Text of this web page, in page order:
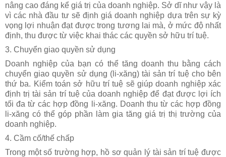
nâng cao đáng kể giá trị của doanh nghiệp. Sở dĩ như vậy là
vì các nhà đầu tư sẽ định giá doanh nghiệp dựa trên sự kỳ
vọng lợi nhuận đạt được trong tương lai mà, ở mức độ nhất
định, thu được từ việc khai thác các quyền sở hữu trí tuệ.
3. Chuyển giao quyền sử dụng
Doanh nghiệp của bạn có thể tăng doanh thu bằng cách
chuyển giao quyền sử dụng (li-xăng) tài sản trí tuệ cho bên
thứ ba. Kiểm toán sở hữu trí tuệ sẽ giúp doanh nghiệp xác
định trị tài sản trí tuệ của doanh nghiệp để đạt được lợi ích
tối đa từ các hợp đồng li-xăng. Doanh thu từ các hợp đồng
li-xăng có thể góp phần
làm gia tăng giá trị thị trường của
doanh nghiệp.
4. Cầm cố/thế chấp
Trong một số trường hợp, hồ sơ quản lý tài sản trí tuệ được